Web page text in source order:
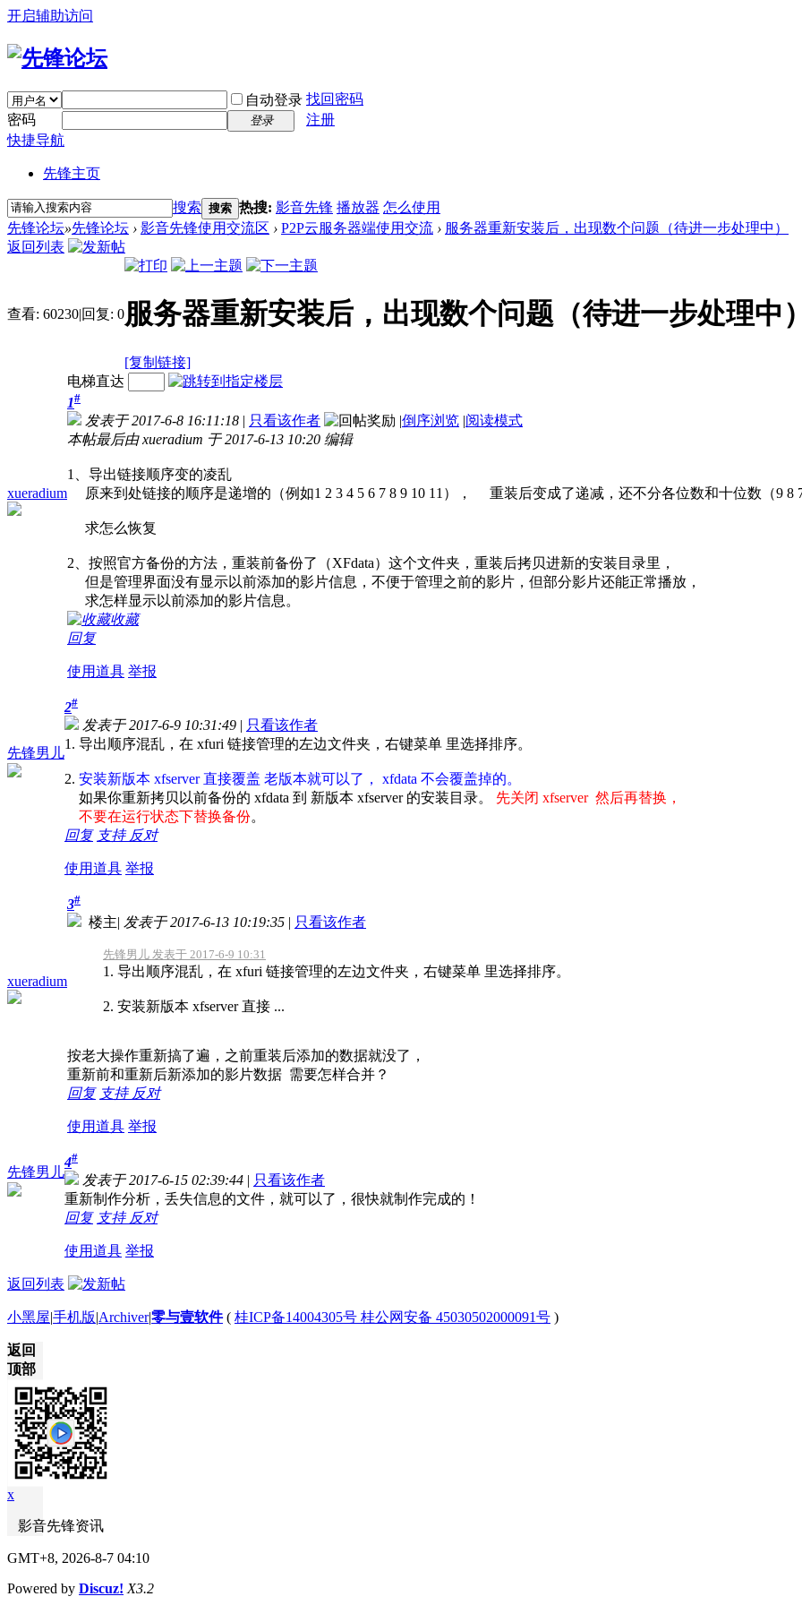
开启辅助访问
自动登录 找回密码
密码
登录
注册
快捷导航
先锋主页
搜索 搜索 热搜: 影音先锋 播放器 怎么使用
先锋论坛»先锋论坛 › 影音先锋使用交流区 › P2P云服务器端使用交流 › 服务器重新安装后，出现数个问题（待进一步处理中）
返回列表
查看: 60230|回复: 0服务器重新安装后，出现数个问题（待进一步处理中）
[复制链接]
xueradium
电梯直达
1#
发表于 2017-6-8 16:11:18 | 只看该作者 |倒序浏览 |阅读模式
本帖最后由 xueradium 于 2017-6-13 10:20 编辑
1、导出链接顺序变的凌乱
原来到处链接的顺序是递增的（例如1 2 3 4 5 6 7 8 9 10 11）， 重装后变成了递减，还不分各位数和十位数（9 8 7 6
求怎么恢复
2、按照官方备份的方法，重装前备份了（XFdata）这个文件夹，重装后拷贝进新的安装目录里，
但是管理界面没有显示以前添加的影片信息，不便于管理之前的影片，但部分影片还能正常播放，
求怎样显示以前添加的影片信息。
收藏
回复
使用道具 举报
先锋男儿
2#
发表于 2017-6-9 10:31:49 | 只看该作者
1. 导出顺序混乱，在 xfuri 链接管理的左边文件夹，右键菜单 里选择排序。
2. 安装新版本 xfserver 直接覆盖 老版本就可以了， xfdata 不会覆盖掉的。
如果你重新拷贝以前备份的 xfdata 到 新版本 xfserver 的安装目录。 先关闭 xfserver 然后再替换，
不要在运行状态下替换备份。
回复 支持 反对
使用道具 举报
xueradium
3#
楼主| 发表于 2017-6-13 10:19:35 | 只看该作者
先锋男儿 发表于 2017-6-9 10:31
1. 导出顺序混乱，在 xfuri 链接管理的左边文件夹，右键菜单 里选择排序。
2. 安装新版本 xfserver 直接 ...
按老大操作重新搞了遍，之前重装后添加的数据就没了，
重新前和重新后新添加的影片数据 需要怎样合并？
回复 支持 反对
使用道具 举报
先锋男儿
4#
发表于 2017-6-15 02:39:44 | 只看该作者
重新制作分析，丢失信息的文件，就可以了，很快就制作完成的！
回复 支持 反对
使用道具 举报
返回列表
小黑屋|手机版|Archiver|零与壹软件( 桂ICP备14004305号 桂公网安备 45030502000091号 )
返回
顶部
x
影音先锋资讯
GMT+8, 2026-8-7 04:10
Powered by Discuz! X3.2